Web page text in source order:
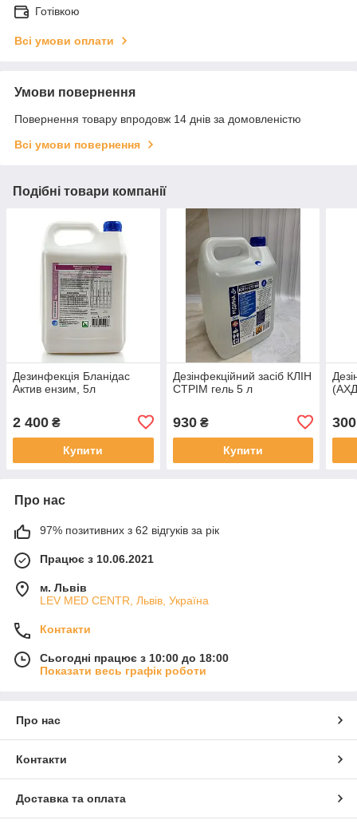
Готівкою
Всі умови оплати
Умови повернення
Повернення товару впродовж 14 днів за домовленістю
Всі умови повернення
Подібні товари компанії
Дезинфекція Бланідас
Актив ензим, 5л
2 400 ₴
Купити
Дезінфекційний засіб КЛІН
СТРІМ гель 5 л
930₴
Купити
300
Про нас
97% позитивних з 62 відгуків за рік
Працює з 10.06.2021
м. Львів
LEV MED CENTR, Львів, Україна
Контакти
Сьогодні працює з 10:00 до 18:00
Показати весь графік роботи
Про нас
Контакти
Доставка та оплата